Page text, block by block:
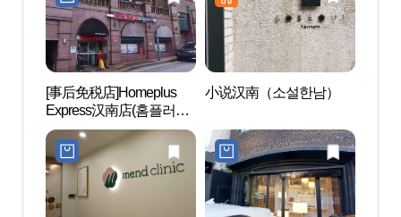
[事后免税店]Homeplus
Express汉南店(홈플러스
익스프레스 한남점)
小说汉南（소설한남）